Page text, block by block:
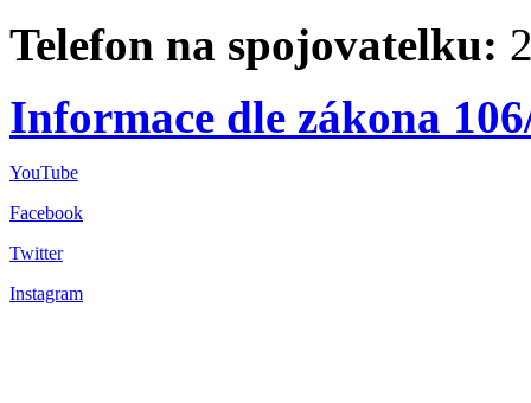
Telefon na spojovatelku:
Informace dle zákona
YouTube
Facebook
Twitter
Instagram